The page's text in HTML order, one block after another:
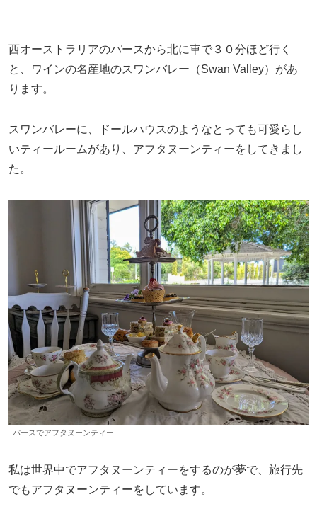
西オーストラリアのパースから北に車で３０分ほど行く
と、ワインの名産地のスワンバレー（Swan Valley）があ
ります。
スワンバレーに、ドールハウスのようなとっても可愛らし
いティールームがあり、アフタヌーンティーをしてきまし
た。
パースでアフタヌーンティー
私は世界中でアフタヌーンティーをするのが夢で、旅行先
でもアフタヌーンティーをしています。